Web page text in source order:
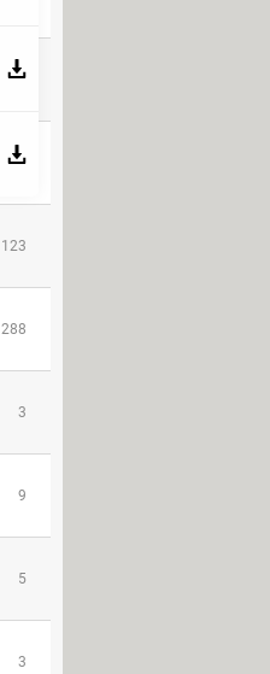
16
148
123
288
3
9
5
3